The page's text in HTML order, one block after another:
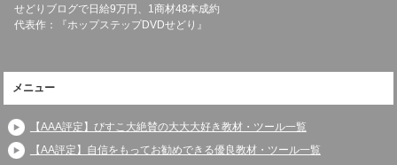
せどりブログで日給9万円、1商材48本成約
代表作：『ホップステップDVDせどり』
メニュー
【AAA評定】びすこ大絶賛の大大大好き教材・ツール一覧
【AA評定】自信をもってお勧めできる優良教材・ツール一覧